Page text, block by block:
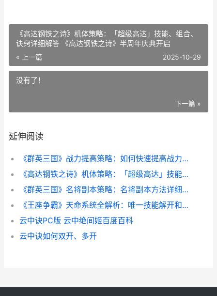
《高达钢铁之诗》机体策略：「超级高达」技能、组合、
诀窍详细解答 《高达钢铁之诗》半周年庆典开启
« 上一篇 2025-10-29
没有了！
下一篇 »
延伸阅读
《群英三国》战力提高策略：如何快速提高战力 游戏三国群英战
《高达钢铁之诗》机体策略：「超级高达」技能、组合、诀窍详细解答 《高达钢铁之诗》半周年庆典开启
《群英三国》名将副本策略：名将副本方法详细解答 群英三国好玩吗
《王座争霸》天命系统全解析：唯一技能解开和战斗策略指导 王座ol
云中诀PC版 云中绝间姬百度百科
云中诀如何双开、多开